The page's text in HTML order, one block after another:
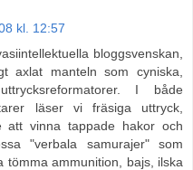
kl. 12:57
bloggsvenskan,
axlat manteln som cyniska,
I både
läser vi fräsiga uttryck,
att vinna tappade hakor och
"verbala samurajer" som
tömma ammunition, bajs, ilska